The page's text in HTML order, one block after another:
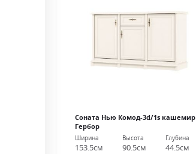
Соната Нью Комод-3d/1s кашемир
Гербор
Ширина
153.5см
Высота
90.5см
Глубина
44.5см